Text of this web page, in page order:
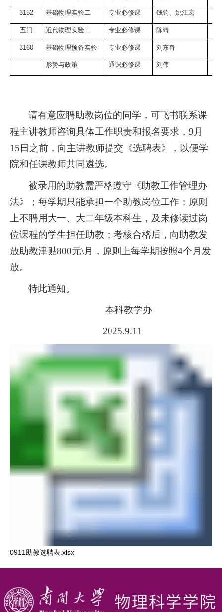
3152 基础物理实验二 专业必修课 钱钧、姚江宏
五门 近代物理实验二 专业必修课 陈靖
3160 基础物理预备实验 专业必修课 刘东奇
形势与政策 通识必修课 刘伟
请有意应聘助教岗位的同学，可飞书联系课
程主讲教师咨询具体工作职责和报名要求， 9 月
15 日之前，向主讲教师提交《选聘表》，以便学
院和任课教师共同遴选。
被录用的助教需严格遵守《助教工作管理办
法》；每学期只能承担一个助教岗位工作；原则
上不聘用大一、大二年级本科生，及未修读过岗
位课程的学生担任助教；考核合格后，向助教发
放助教津贴800元\月，原则上每学期按照4个月发
放。
特此通知。
本科教学办
2025.9.11
0911助教选聘表.xlsx